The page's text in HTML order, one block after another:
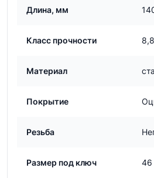
Длина, мм
Класс прочности 8,8
Материал
Покрытие
Резьба
Размер под ключ 46